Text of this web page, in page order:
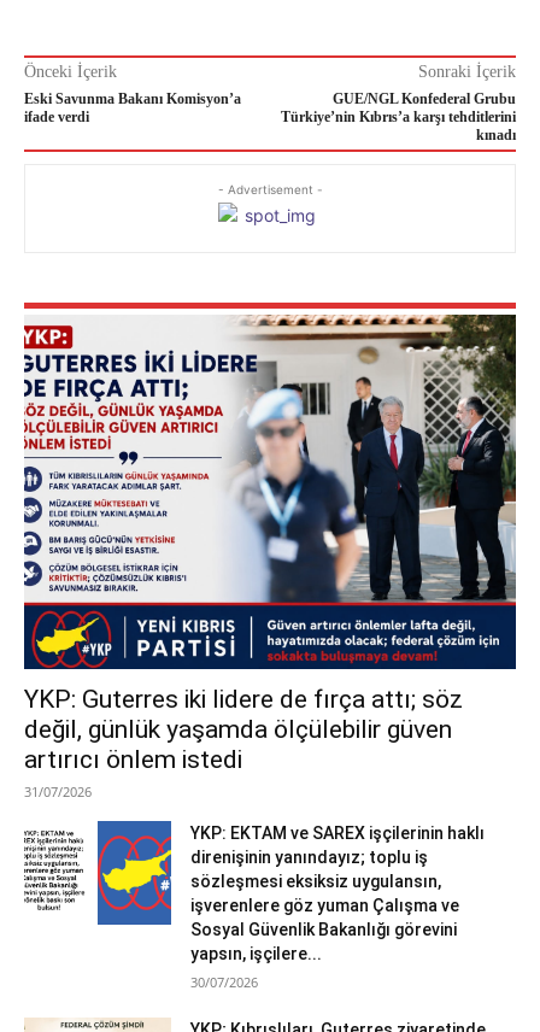
Önceki İçerik
Eski Savunma Bakanı Komisyon’a
ifade verdi
Sonraki İçerik
GUE/NGL Konfederal Grubu
Türkiye’nin Kıbrıs’a karşı tehditlerini
kınadı
- Advertisement -
YKP: Guterres iki lidere de fırça attı; söz
değil, günlük yaşamda ölçülebilir güven
artırıcı önlem istedi
31/07/2026
YKP: EKTAM ve SAREX işçilerinin haklı
direnişinin yanındayız; toplu iş
sözleşmesi eksiksiz uygulansın,
işverenlere göz yuman Çalışma ve
Sosyal Güvenlik Bakanlığı görevini
yapsın, işçilere...
30/07/2026